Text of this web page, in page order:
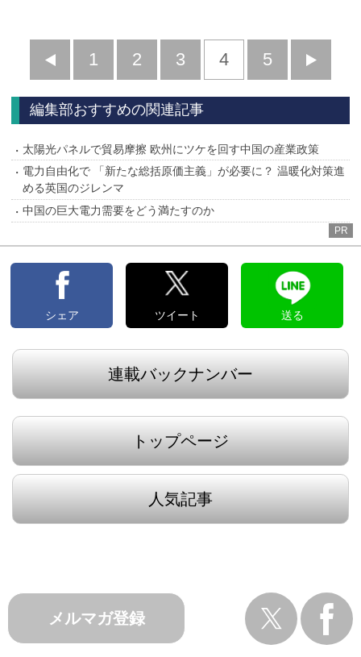
前
へ
1 2 3 4 5
へ
編集部おすすめの関連記事
太陽光パネルで貿易摩擦 欧州にツケを回す中国の産業政策
電力自由化で 「新たな総括原価主義」が必要に？ 温暖化対策進
める英国のジレンマ
中国の巨大電力需要をどう満たすのか
PR
シェア ツイート 送る
連載バックナンバー
トップページ
人気記事
メルマガ登録